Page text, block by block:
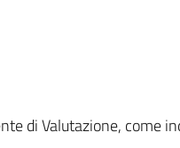
di Valutazione, come